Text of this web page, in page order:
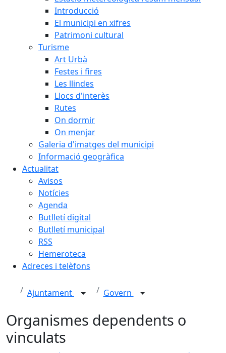
Introducció
El municipi en xifres
Patrimoni cultural
Turisme
Art Urbà
Festes i fires
Les llindes
Llocs d'interès
Rutes
On dormir
On menjar
Galeria d'imatges del municipi
Informació geogràfica
Actualitat
Avisos
Notícies
Agenda
Butlletí digital
Butlletí municipal
RSS
Hemeroteca
Adreces i telèfons
Ajuntament Govern
Organismes dependents o
vinculats